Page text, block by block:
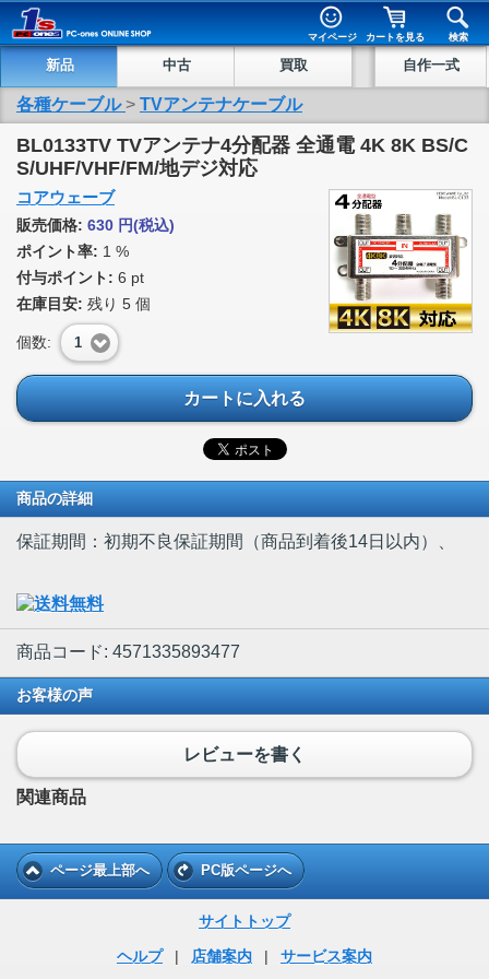
マイページ カートを見る 検索
新品 中古 買取 自作一式
各種ケーブル > TVアンテナケーブル
BL0133TV TVアンテナ4分配器 全通電 4K 8K BS/C
S/UHF/VHF/FM/地デジ対応
コアウェーブ
販売価格: 630 円(税込)
ポイント率: 1 %
付与ポイント: 6 pt
在庫目安: 残り 5 個
個数: 1
カートに入れる
商品の詳細
保証期間：初期不良保証期間（商品到着後14日以内）、
商品コード: 4571335893477
お客様の声
レビューを書く
関連商品
ページ最上部へ PC版ページへ
サイトトップ
ヘルプ
| 店舗案内 | サービス案内